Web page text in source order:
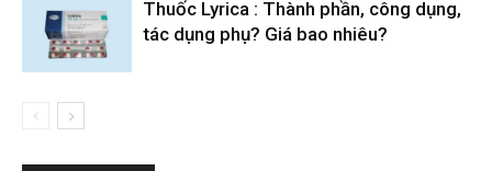
Thuốc Lyrica : Thành phần, công dụng,
tác dụng phụ? Giá bao nhiêu?